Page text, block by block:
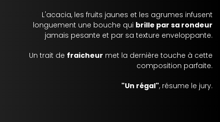
L'acacia, les fruits jaunes et les agrumes infusent
longuement une bouche qui brille par sa rondeur
jamais pesante et par sa texture enveloppante.
Un trait de fraicheur met la dernière touche à cette
composition parfaite.
"Un régal", résume le jury.